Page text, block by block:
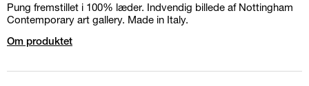
Pung fremstillet i 100% læder. Indvendig billede af Nottingham
Contemporary art gallery. Made in Italy.
Om produktet